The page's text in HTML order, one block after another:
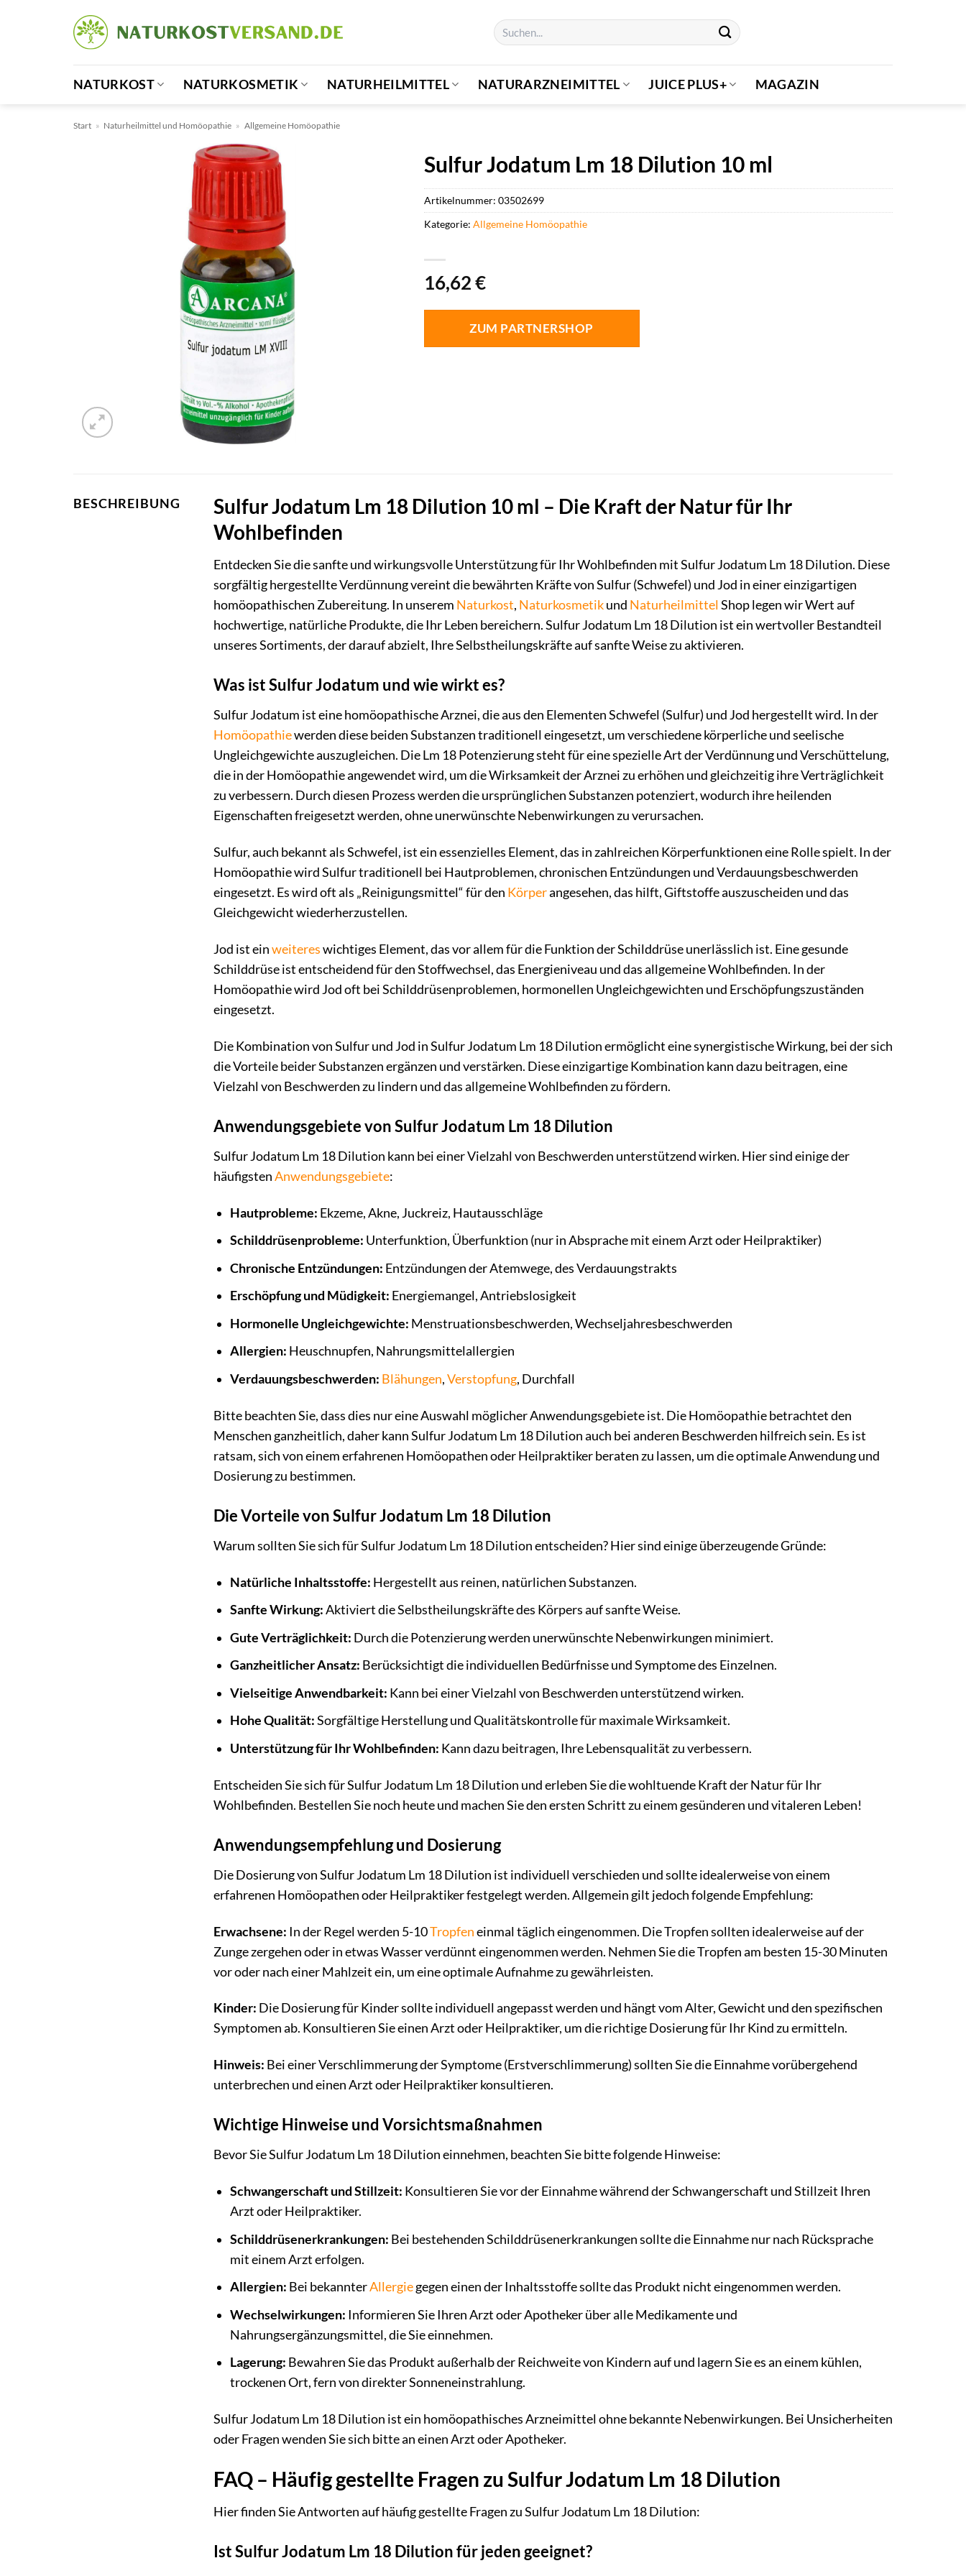
Suchen
nach:
NATURKOST NATURKOSMETIK NATURHEILMITTEL NATURARZNEIMITTEL JUICE PLUS+ MAGAZIN
Start » Naturheilmittel und Homöopathie » Allgemeine Homöopathie
Sulfur Jodatum Lm 18 Dilution 10 ml
16,62€
ZUM PARTNERSHOP
Artikelnummer: 03502699
Kategorie: Allgemeine Homöopathie
BESCHREIBUNG
Sulfur Jodatum Lm 18 Dilution 10 ml – Die Kraft der Natur für Ihr
Wohlbefinden
Entdecken Sie die sanfte und wirkungsvolle Unterstützung für Ihr Wohlbefinden mit Sulfur Jodatum Lm 18 Dilution. Diese
sorgfältig hergestellte Verdünnung vereint die bewährten Kräfte von Sulfur (Schwefel) und Jod in einer einzigartigen
homöopathischen Zubereitung. In unserem Naturkost, Naturkosmetikund NaturheilmittelShop legen wir Wert auf
hochwertige, natürliche Produkte, die Ihr Leben bereichern. Sulfur Jodatum Lm 18 Dilution ist ein wertvoller Bestandteil
unseres Sortiments, der darauf abzielt, Ihre Selbstheilungskräfte auf sanfte Weise zu aktivieren.
Was ist Sulfur Jodatum und wie wirkt es?
Sulfur Jodatum ist eine homöopathische Arznei, die aus den Elementen Schwefel (Sulfur) und Jod hergestellt wird. In der
Homöopathiewerden diese beiden Substanzen traditionell eingesetzt, um verschiedene körperliche und seelische
Ungleichgewichte auszugleichen. Die Lm 18 Potenzierung steht für eine spezielle Art der Verdünnung und Verschüttelung,
die in der Homöopathie angewendet wird, um die Wirksamkeit der Arznei zu erhöhen und gleichzeitig ihre Verträglichkeit
zu verbessern. Durch diesen Prozess werden die ursprünglichen Substanzen potenziert, wodurch ihre heilenden
Eigenschaften freigesetzt werden, ohne unerwünschte Nebenwirkungen zu verursachen.
Sulfur, auch bekannt als Schwefel, ist ein essenzielles Element, das in zahlreichen Körperfunktionen eine Rolle spielt. In der
Homöopathie wird Sulfur traditionell bei Hautproblemen, chronischen Entzündungen und Verdauungsbeschwerden
eingesetzt. Es wird oft als „Reinigungsmittel“ für den Körperangesehen, das hilft, Giftstoffe auszuscheiden und das
Gleichgewicht wiederherzustellen.
Jod ist einweitereswichtiges Element, das vor allem für die Funktion der Schilddrüse unerlässlich ist. Eine gesunde
Schilddrüse ist entscheidend für den Stoffwechsel, das Energieniveau und das allgemeine Wohlbefinden. In der
Homöopathie wird Jod oft bei Schilddrüsenproblemen, hormonellen Ungleichgewichten und Erschöpfungszuständen
eingesetzt.
Die Kombination von Sulfur und Jod in Sulfur Jodatum Lm 18 Dilution ermöglicht eine synergistische Wirkung, bei der sich
die Vorteile beider Substanzen ergänzen und verstärken. Diese einzigartige Kombination kann dazu beitragen, eine
Vielzahl von Beschwerden zu lindern und das allgemeine Wohlbefinden zu fördern.
Anwendungsgebiete von Sulfur Jodatum Lm 18 Dilution
Sulfur Jodatum Lm 18 Dilution kann bei einer Vielzahl von Beschwerden unterstützend wirken. Hier sind einige der
häufigstenAnwendungsgebiete:
Hautprobleme: Ekzeme, Akne, Juckreiz, Hautausschläge
Schilddrüsenprobleme: Unterfunktion, Überfunktion (nur in Absprache mit einem Arzt oder Heilpraktiker)
Chronische Entzündungen: Entzündungen der Atemwege, des Verdauungstrakts
Erschöpfung und Müdigkeit: Energiemangel, Antriebslosigkeit
Hormonelle Ungleichgewichte: Menstruationsbeschwerden, Wechseljahresbeschwerden
Allergien: Heuschnupfen, Nahrungsmittelallergien
Verdauungsbeschwerden: Blähungen,Verstopfung, Durchfall
Bitte beachten Sie, dass dies nur eine Auswahl möglicher Anwendungsgebiete ist. Die Homöopathie betrachtet den
Menschen ganzheitlich, daher kann Sulfur Jodatum Lm 18 Dilution auch bei anderen Beschwerden hilfreich sein. Es ist
ratsam, sich von einem erfahrenen Homöopathen oder Heilpraktiker beraten zu lassen, um die optimale Anwendung und
Dosierung zu bestimmen.
Die Vorteile von Sulfur Jodatum Lm 18 Dilution
Warum sollten Sie sich für Sulfur Jodatum Lm 18 Dilution entscheiden? Hier sind einige überzeugende Gründe:
Natürliche Inhaltsstoffe: Hergestellt aus reinen, natürlichen Substanzen.
Sanfte Wirkung:Aktiviert die Selbstheilungskräfte des Körpers auf sanfte Weise.
Gute Verträglichkeit: Durch die Potenzierung werden unerwünschte Nebenwirkungen minimiert.
Ganzheitlicher Ansatz: Berücksichtigt die individuellen Bedürfnisse und Symptome des Einzelnen.
Vielseitige Anwendbarkeit: Kann bei einer Vielzahl von Beschwerden unterstützend wirken.
Hohe Qualität:Sorgfältige Herstellung und Qualitätskontrolle für maximale Wirksamkeit.
Unterstützung für Ihr Wohlbefinden: Kann dazu beitragen, Ihre Lebensqualität zu verbessern.
Entscheiden Sie sich für Sulfur Jodatum Lm 18 Dilution und erleben Sie die wohltuende Kraft der Natur für Ihr
Wohlbefinden. Bestellen Sie noch heute und machen Sie den ersten Schritt zu einem gesünderen und vitaleren Leben!
Anwendungsempfehlung und Dosierung
Die Dosierung von Sulfur Jodatum Lm 18 Dilution ist individuell verschieden und sollte idealerweise von einem
erfahrenen Homöopathen oder Heilpraktiker festgelegt werden. Allgemein gilt jedoch folgende Empfehlung:
Erwachsene: In der Regel werden 5-10Tropfeneinmal täglich eingenommen. Die Tropfen sollten idealerweise auf der
Zunge zergehen oder in etwas Wasser verdünnt eingenommen werden. Nehmen Sie die Tropfen am besten 15-30 Minuten
vor oder nach einer Mahlzeit ein, um eine optimale Aufnahme zu gewährleisten.
Kinder: Die Dosierung für Kinder sollte individuell angepasst werden und hängt vom Alter, Gewicht und den spezifischen
Symptomen ab. Konsultieren Sie einen Arzt oder Heilpraktiker, um die richtige Dosierung für Ihr Kind zu ermitteln.
Hinweis: Bei einer Verschlimmerung der Symptome (Erstverschlimmerung) sollten Sie die Einnahme vorübergehend
unterbrechen und einen Arzt oder Heilpraktiker konsultieren.
Wichtige Hinweise und Vorsichtsmaßnahmen
Bevor Sie Sulfur Jodatum Lm 18 Dilution einnehmen, beachten Sie bitte folgende Hinweise:
Schwangerschaft und Stillzeit: Konsultieren Sie vor der Einnahme während der Schwangerschaft und Stillzeit Ihren
Arzt oder Heilpraktiker.
Schilddrüsenerkrankungen: Bei bestehenden Schilddrüsenerkrankungen sollte die Einnahme nur nach Rücksprache
mit einem Arzt erfolgen.
Allergien: Bei bekannterAllergiegegen einen der Inhaltsstoffe sollte das Produkt nicht eingenommen werden.
Wechselwirkungen: Informieren Sie Ihren Arzt oder Apotheker über alle Medikamente und
Nahrungsergänzungsmittel, die Sie einnehmen.
Lagerung: Bewahren Sie das Produkt außerhalb der Reichweite von Kindern auf und lagern Sie es an einem kühlen,
trockenen Ort, fern von direkter Sonneneinstrahlung.
Sulfur Jodatum Lm 18 Dilution ist ein homöopathisches Arzneimittel ohne bekannte Nebenwirkungen. Bei Unsicherheiten
oder Fragen wenden Sie sich bitte an einen Arzt oder Apotheker.
FAQ – Häufig gestellte Fragen zu Sulfur Jodatum Lm 18 Dilution
Hier finden Sie Antworten auf häufig gestellte Fragen zu Sulfur Jodatum Lm 18 Dilution:
Ist Sulfur Jodatum Lm 18 Dilution für jeden geeignet?